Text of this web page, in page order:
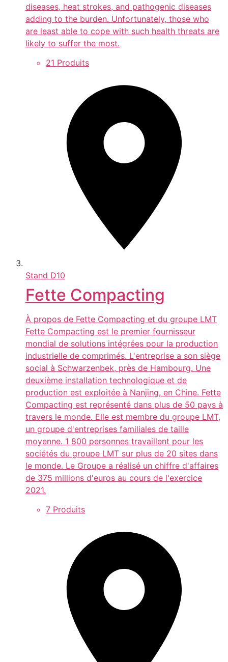
diseases, heat strokes, and pathogenic diseases
adding to the burden. Unfortunately, those who
are least able to cope with such health threats are
likely to suffer the most.
21 Produits
Stand D10
Fette Compacting
À propos de Fette Compacting et du groupe LMT
Fette Compacting est le premier fournisseur
mondial de solutions intégrées pour la production
industrielle de comprimés. L'entreprise a son siège
social à Schwarzenbek, près de Hambourg. Une
deuxième installation technologique et de
production est exploitée à Nanjing, en Chine. Fette
Compacting est représenté dans plus de 50 pays à
travers le monde. Elle est membre du groupe LMT,
un groupe d'entreprises familiales de taille
moyenne. 1 800 personnes travaillent pour les
sociétés du groupe LMT sur plus de 20 sites dans
le monde. Le Groupe a réalisé un chiffre d'affaires
de 375 millions d'euros au cours de l'exercice
2021.
7 Produits